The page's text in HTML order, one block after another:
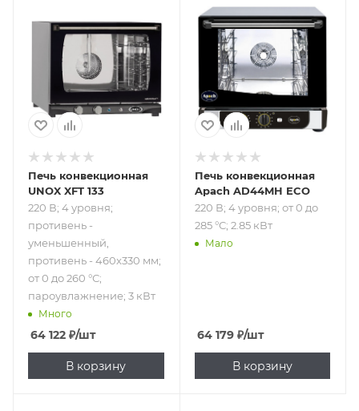
220 В; 4 уровня;
противень -
уменьшенный,
противень -
460x330 мм; от 0
до 260 °С;
пароувлажнение;
Печь конвекционная
UNOX XFT 133
220 В; 4 уровня;
противень -
уменьшенный,
противень - 460x330 мм;
от 0 до 260 °С;
пароувлажнение; 3 кВт
Много
64 122 ₽/шт
В корзину
Подпись к товару
220 В; 4 уровня; от
0 до 285 °С; 2.85
Печь конвекционная
Apach AD44MH ECO
220 В; 4 уровня; от 0 до
285 °С; 2.85 кВт
Мало
64 179₽/шт
В корзину